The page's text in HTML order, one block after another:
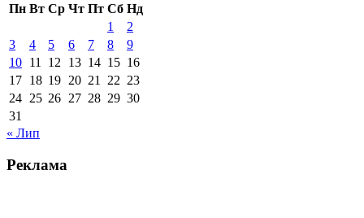
Пн Вт Ср Чт Пт Сб Нд
1
2
3
4 5 6 7 8
9
10 11 12 13 14 15 16
17 18 19 20 21 22 23
24 25 26 27 28 29 30
31
« Лип
Реклама